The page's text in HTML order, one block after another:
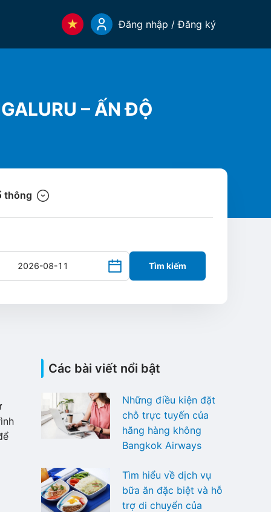
Đăng nhập / Đăng ký
– ẤN ĐỘ
thông
Tìm kiếm
Các bài viết nổi bật
Những điều kiện đặt
chỗ trực tuyến của
hãng hàng không
Bangkok Airways
Tìm hiểu về dịch vụ
bữa ăn đặc biệt và hỗ
trợ di chuyển của